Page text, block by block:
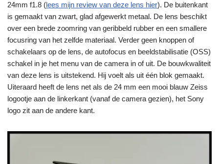
24mm f1.8 (lees mijn review van deze lens hier). De buitenkant
is gemaakt van zwart, glad afgewerkt metaal. De lens beschikt
over een brede zoomring van geribbeld rubber en een smallere
focusring van het zelfde materiaal. Verder geen knoppen of
schakelaars op de lens, de autofocus en beeldstabilisatie (OSS)
schakel in je het menu van de camera in of uit. De bouwkwaliteit
van deze lens is uitstekend. Hij voelt als uit één blok gemaakt.
Uiteraard heeft de lens net als de 24 mm een mooi blauw Zeiss
logootje aan de linkerkant (vanaf de camera gezien), het Sony
logo zit aan de andere kant.